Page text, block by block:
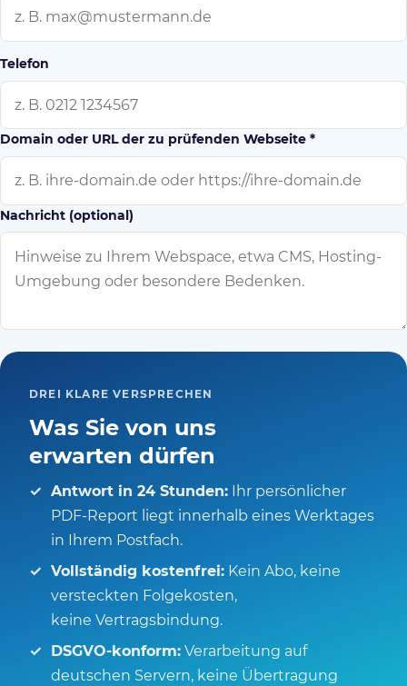
Telefon
Domain oder URL der zu prüfenden Webseite *
Nachricht (optional)
DREI KLARE VERSPRECHEN
Was Sie von uns
erwarten dürfen
Antwort in 24 Stunden: Ihr persönlicher
PDF-Report liegt innerhalb eines Werktages
in Ihrem Postfach.
Vollständig kostenfrei: Kein Abo, keine
versteckten Folgekosten,
keine Vertragsbindung.
DSGVO-konform: Verarbeitung auf
deutschen Servern, keine Übertragung